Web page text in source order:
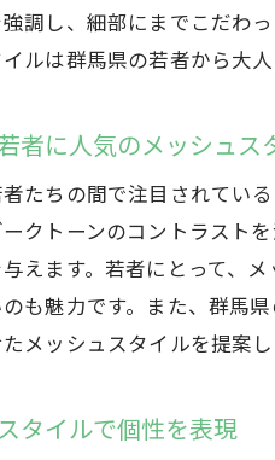
調し、細部にまでこだわ
ルは群馬県の若者から大
者に人気のメッシュス
たちの間で注目されてい
クトーンのコントラスト
えます。若者にとって、
も魅力です。また、群馬
メッシュスタイルを提案
タイルで個性を表現